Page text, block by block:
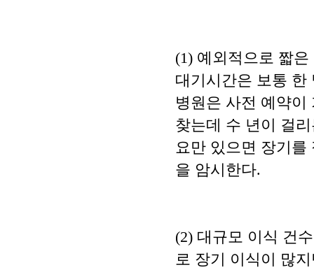
(1) 예외적으로 짧
대기시간은 보통 한
병원은 사전 예약
찾는데 수 년이 걸
요만 있으면 장기를
을 암시한다.
(2) 대규모 이식 건
로 장기 이식이 많